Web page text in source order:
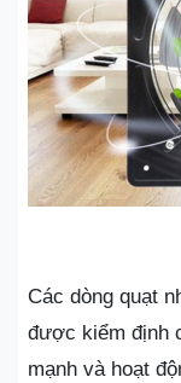
Các dòng quạt
được kiểm định
mạnh và hoạt